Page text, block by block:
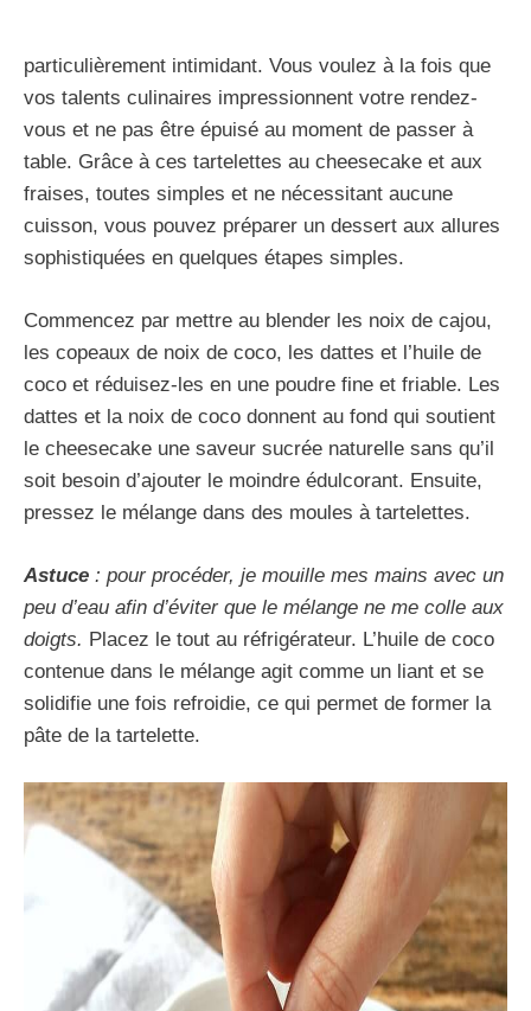
particulièrement intimidant. Vous voulez à la fois que
vos talents culinaires impressionnent votre rendez-
vous et ne pas être épuisé au moment de passer à
table. Grâce à ces tartelettes au cheesecake et aux
fraises, toutes simples et ne nécessitant aucune
cuisson, vous pouvez préparer un dessert aux allures
sophistiquées en quelques étapes simples.
Commencez par mettre au blender les noix de cajou,
les copeaux de noix de coco, les dattes et l’huile de
coco et réduisez-les en une poudre fine et friable. Les
dattes et la noix de coco donnent au fond qui soutient
le cheesecake une saveur sucrée naturelle sans qu’il
soit besoin d’ajouter le moindre édulcorant. Ensuite,
pressez le mélange dans des moules à tartelettes.
Astuce : pour procéder, je mouille mes mains avec un
peu d’eau afin d’éviter que le mélange ne me colle aux
doigts. Placez le tout au réfrigérateur. L’huile de coco
contenue dans le mélange agit comme un liant et se
solidifie une fois refroidie, ce qui permet de former la
pâte de la tartelette.